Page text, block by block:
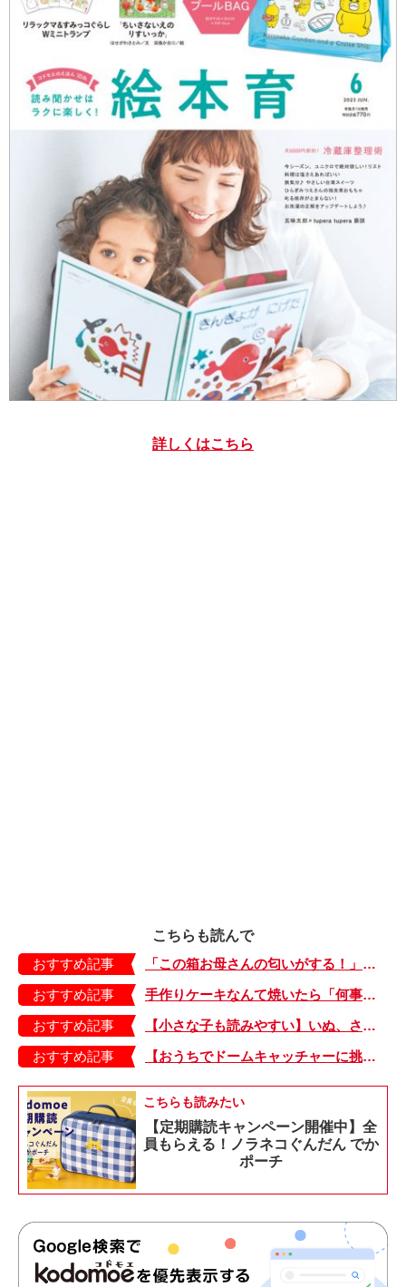
詳しくはこちら
こちらも読んで
おすすめ記事
「この箱お母さんの匂いがする！」その匂いの正体は…。悪気ゼロの娘に言われてショックを受けたこと【大きくなってく娘と私・76】
おすすめ記事
手作りケーキなんて焼いたら「何事だ！」と大騒ぎ。ふだんのおやつは手をかけない！がドイツ流【日登美のタベコト in Berlin・48】
おすすめ記事
【小さな子も読みやすい】いぬ、さる、うさぎ、ゴリラにあひる…動物たちのまねっこできるかな？『まねまねっこ』発売中！
おすすめ記事
【おうちでドームキャッチャーに挑戦だ】アンパンマン わくわくドームキャッチャー
こちらも読みたい
【定期購読キャンペーン開催中】全
員もらえる！ノラネコぐんだん でか
ポーチ